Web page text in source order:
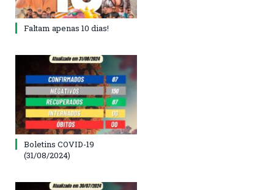
Faltam apenas 10 dias!
Boletins COVID-19
(31/08/2024)